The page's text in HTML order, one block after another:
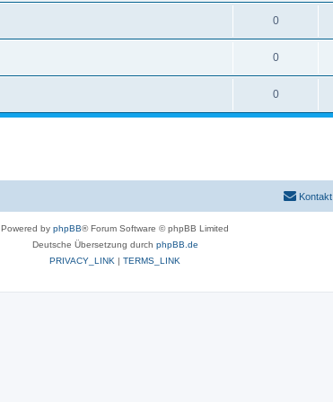
0
0
0
Kontakt
Powered by phpBB® Forum Software © phpBB Limited
Deutsche Übersetzung durch phpBB.de
PRIVACY_LINK | TERMS_LINK